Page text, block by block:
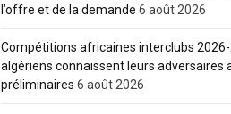
l’offre et de la demande 6 août 2026
Compétitions africaines interclubs 2026-
algériens connaissent leurs adversaires
préliminaires 6 août 2026